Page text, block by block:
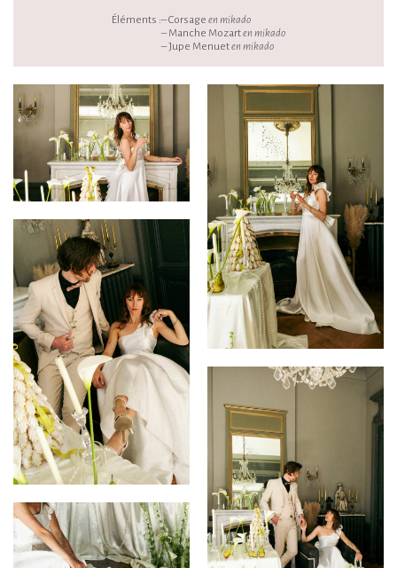
Éléments :– Corsageen mikado
– Manche Mozarten mikado
– Jupe Menueten mikado